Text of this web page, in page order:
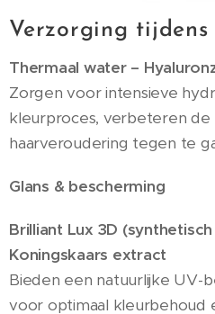
Verzorging
Thermaal water –
Zorgen voor intensieve
kleurproces, verbeteren de
haarveroudering tegen te
Glans & bescherming
Brilliant Lux 3D
Koningskaars extract
Bieden een natuurlijke UV-
voor optimaal kleurbehoud